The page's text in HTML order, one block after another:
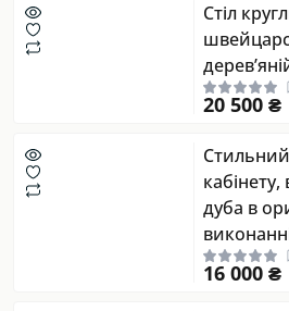
Стіл
20 500 ₴
Стильний
кабінету,
дуба в
16 000 ₴